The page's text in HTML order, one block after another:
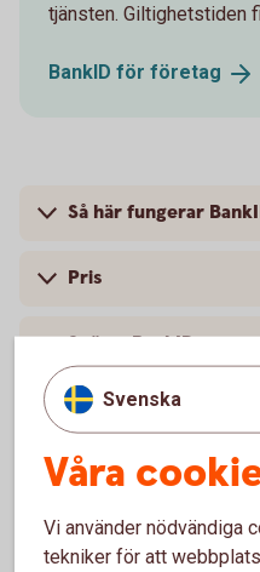
tjänsten. Giltighetstiden
BankID för företag
Så här fungerar
Pris
Spärra BankID
Säkerhet på internet
Mobilt BankID
Svenska
Våra
Vi använder nödvändiga
tekniker för att